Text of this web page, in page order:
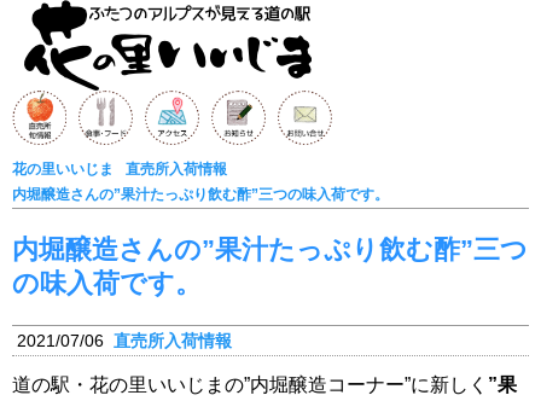
花の里いいじま
直売所入荷情報
内堀醸造さんの”果汁たっぷり飲む酢”三つの味入荷です。
内堀醸造さんの”果汁たっぷり飲む酢”三つ
の味入荷です。
2021/07/06 直売所入荷情報
道の駅・花の里いいじまの”内堀醸造コーナー”に新しく ”果